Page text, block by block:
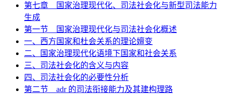
第七章 国家治理现代化、司法社会化与新型司法能力
生成
第一节 国家治理现代化与司法社会化概述
一、西方国家和杜会关系的理论嬗变
二、国家治理现代化语境下国家和社会关系
三、司法社会化的含义与内容
四、司法社会化的必要性分析
第二节 adr 的司法衔接能力及其建构理路